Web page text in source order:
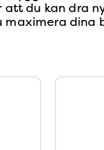
att du kan dra
maximera